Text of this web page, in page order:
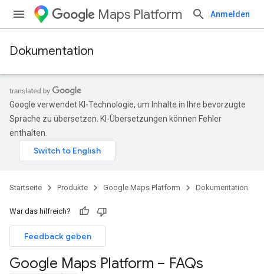
Maps Platform Anmelden
Dokumentation
Google verwendet KI-Technologie, um Inhalte in Ihre bevorzugte
Sprache zu übersetzen. KI-Übersetzungen können Fehler
enthalten.
Startseite Produkte Google Maps Platform Dokumentation
War das hilfreich?
Feedback geben
Google Maps Platform – FAQs